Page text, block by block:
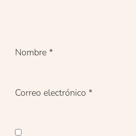
Nombre *
Correo electrónico *